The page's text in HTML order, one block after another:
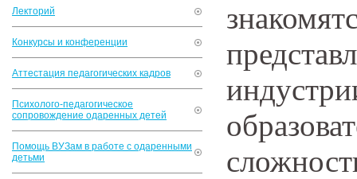
Лекторий
Конкурсы и конференции
Аттестация педагогических кадров
Психолого-педагогическое
сопровождение одаренных детей
Помощь ВУЗам в работе с одаренными
детьми